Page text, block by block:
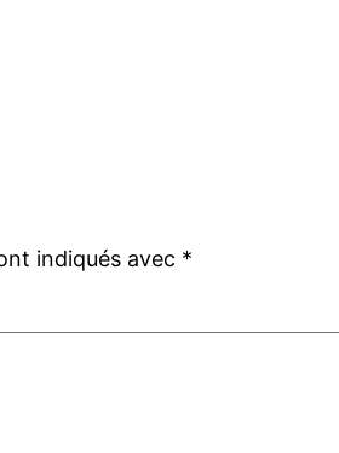
indiqués avec *